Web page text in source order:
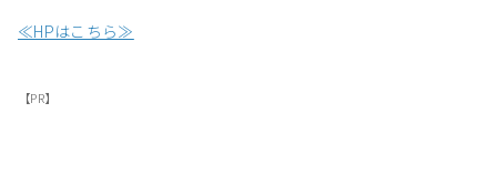
≪HPはこちら≫
【PR】